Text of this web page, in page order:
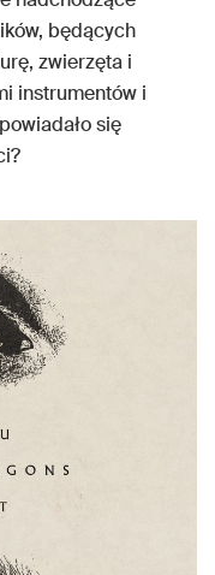
będących
zwierzęta i
instrumentów i
się